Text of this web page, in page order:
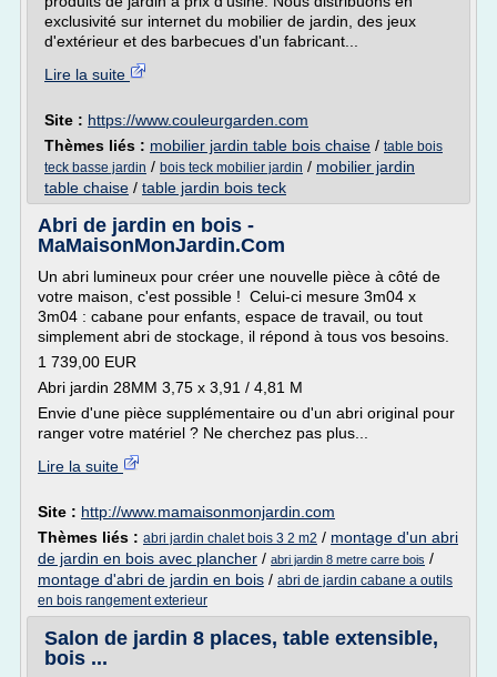
exclusivité sur internet du mobilier de jardin, des jeux
d'extérieur et des barbecues d'un fabricant...
Lire la suite
Site : https://www.couleurgarden.com
Thèmes liés : mobilier jardin table bois chaise / table bois
teck basse jardin / bois teck mobilier jardin / mobilier jardin
table chaise / table jardin bois teck
Abri de jardin en bois -
MaMaisonMonJardin.Com
Un abri lumineux pour créer une nouvelle pièce à côté de
votre maison, c'est possible ! Celui-ci mesure 3m04 x
3m04 : cabane pour enfants, espace de travail, ou tout
simplement abri de stockage, il répond à tous vos besoins.
1 739,00 EUR
Abri jardin 28MM 3,75 x 3,91 / 4,81 M
Envie d'une pièce supplémentaire ou d'un abri original pour
ranger votre matériel ? Ne cherchez pas plus...
Lire la suite
Site : http://www.mamaisonmonjardin.com
Thèmes liés : abri jardin chalet bois 3 2 m2 / montage d'un abri
de jardin en bois avec plancher / abri jardin 8 metre carre bois /
montage d'abri de jardin en bois / abri de jardin cabane a outils
en bois rangement exterieur
Salon de jardin 8 places, table extensible,
bois ...